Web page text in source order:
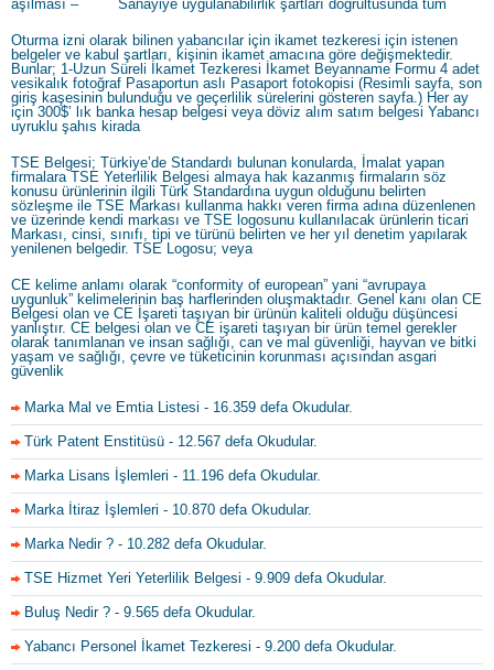
aşılması – Sanayiye uygulanabilirlik şartları doğrultusunda tüm
Oturma izni olarak bilinen yabancılar için ikamet tezkeresi için istenen
belgeler ve kabul şartları, kişinin ikamet amacına göre değişmektedir.
Bunlar; 1-Uzun Süreli İkamet Tezkeresi İkamet Beyanname Formu 4 adet
vesikalık fotoğraf Pasaportun aslı Pasaport fotokopisi (Resimli sayfa, son
giriş kaşesinin bulunduğu ve geçerlilik sürelerini gösteren sayfa.) Her ay
için 300$’ lık banka hesap belgesi veya döviz alım satım belgesi Yabancı
uyruklu şahıs kirada
TSE Belgesi; Türkiye’de Standardı bulunan konularda, İmalat yapan
firmalara TSE Yeterlilik Belgesi almaya hak kazanmış firmaların söz
konusu ürünlerinin ilgili Türk Standardına uygun olduğunu belirten
sözleşme ile TSE Markası kullanma hakkı veren firma adına düzenlenen
ve üzerinde kendi markası ve TSE logosunu kullanılacak ürünlerin ticari
Markası, cinsi, sınıfı, tipi ve türünü belirten ve her yıl denetim yapılarak
yenilenen belgedir. TSE Logosu; veya
CE kelime anlamı olarak “conformity of european” yani “avrupaya
uygunluk” kelimelerinin baş harflerinden oluşmaktadır. Genel kanı olan CE
Belgesi olan ve CE İşareti taşıyan bir ürünün kaliteli olduğu düşüncesi
yanlıştır. CE belgesi olan ve CE işareti taşıyan bir ürün temel gerekler
olarak tanımlanan ve insan sağlığı, can ve mal güvenliği, hayvan ve bitki
yaşam ve sağlığı, çevre ve tüketicinin korunması açısından asgari
güvenlik
Marka Mal ve Emtia Listesi - 16.359 defa Okudular.
Türk Patent Enstitüsü - 12.567 defa Okudular.
Marka Lisans İşlemleri - 11.196 defa Okudular.
Marka İtiraz İşlemleri - 10.870 defa Okudular.
Marka Nedir ? - 10.282 defa Okudular.
TSE Hizmet Yeri Yeterlilik Belgesi - 9.909 defa Okudular.
Buluş Nedir ? - 9.565 defa Okudular.
Yabancı Personel İkamet Tezkeresi - 9.200 defa Okudular.